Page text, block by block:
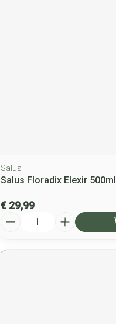
Salus
Salus Floradix Elexir 500ml
€ 29,99